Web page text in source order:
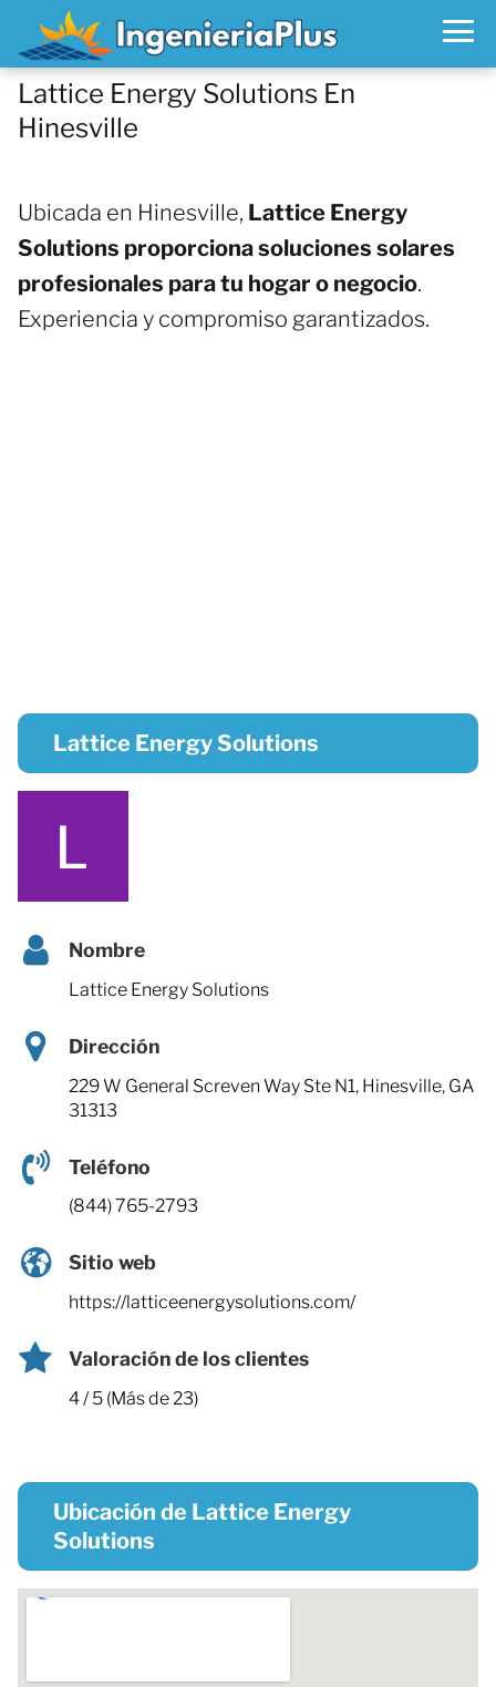
Lattice Energy Solutions En
Hinesville
Ubicada en Hinesville, Lattice Energy
Solutions proporciona soluciones solares
profesionales para tu hogar o negocio.
Experiencia y compromiso garantizados.
Lattice Energy Solutions
Nombre
Lattice Energy Solutions
Dirección
229 W General Screven Way Ste N1, Hinesville, GA
31313
Teléfono
(844) 765-2793
Sitio web
https://latticeenergysolutions.com/
Valoración de los clientes
4 / 5 (Más de 23)
Ubicación de Lattice Energy
Solutions